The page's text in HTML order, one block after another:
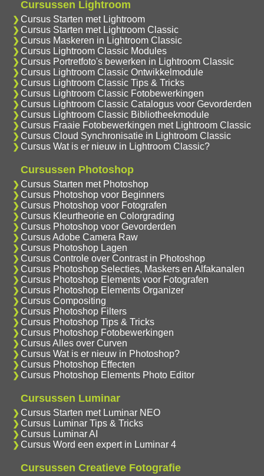
Cursussen Lightroom
Cursus Starten met Lightroom
Cursus Starten met Lightroom Classic
Cursus Maskeren in Lightroom Classic
Cursus Lightroom Classic Modules
Cursus Portretfoto's bewerken in Lightroom Classic
Cursus Lightroom Classic Ontwikkelmodule
Cursus Lightroom Classic Tips & Tricks
Cursus Lightroom Classic Fotobewerkingen
Cursus Lightroom Classic Catalogus voor Gevorderden
Cursus Lightroom Classic Bibliotheekmodule
Cursus Fraaie Fotobewerkingen met Lightroom Classic
Cursus Cloud Synchronisatie in Lightroom Classic
Cursus Wat is er nieuw in Lightroom Classic?
Cursussen Photoshop
Cursus Starten met Photoshop
Cursus Photoshop voor Beginners
Cursus Photoshop voor Fotografen
Cursus Kleurtheorie en Colorgrading
Cursus Photoshop voor Gevorderden
Cursus Adobe Camera Raw
Cursus Photoshop Lagen
Cursus Controle over Contrast in Photoshop
Cursus Photoshop Selecties, Maskers en Alfakanalen
Cursus Photoshop Elements voor Fotografen
Cursus Photoshop Elements Organizer
Cursus Compositing
Cursus Photoshop Filters
Cursus Photoshop Tips & Tricks
Cursus Photoshop Fotobewerkingen
Cursus Alles over Curven
Cursus Wat is er nieuw in Photoshop?
Cursus Photoshop Effecten
Cursus Photoshop Elements Photo Editor
Cursussen Luminar
Cursus Starten met Luminar NEO
Cursus Luminar Tips & Tricks
Cursus Luminar AI
Cursus Word een expert in Luminar 4
Cursussen Creatieve Fotografie